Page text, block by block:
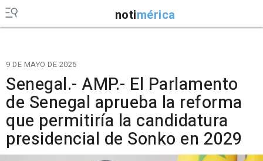
notimérica
9 DE MAYO DE 2026
Senegal.- AMP.- El Parlamento
de Senegal aprueba la reforma
que permitiría la candidatura
presidencial de Sonko en 2029